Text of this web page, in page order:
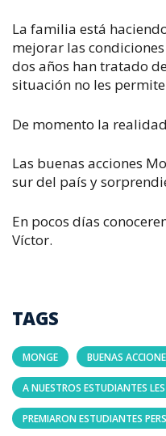
La familia está
mejorar las
dos años han tratado
situación no les
De momento la
Las buenas acciones
sur del país y
En pocos días
Víctor.
TAGS
MONGE BUENAS
A NUESTROS ESTUDIANTES
PREMIARON ESTUDIANTES